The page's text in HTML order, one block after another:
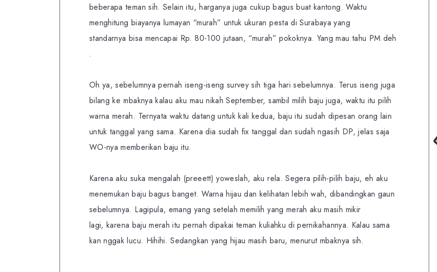
WhatsAppbeberapa teman sih. Selain itu, harganya juga cukup bagus buat kantong. Waktu
menghitung biayanya lumayan “murah” untuk ukuran pesta di Surabaya yang
standarnya bisa mencapai Rp. 80-100 jutaan, “murah” pokoknya. Yang mau tahu PM deh
.
Oh ya, sebelumnya pernah iseng-iseng survey sih tiga hari sebelumnya. Terus iseng juga
bilang ke mbaknya kalau aku mau nikah September, sambil milih baju juga, waktu itu pilih
warna merah. Ternyata waktu datang untuk kali kedua, baju itu sudah dipesan orang lain
untuk tanggal yang sama. Karena dia sudah fix tanggal dan sudah ngasih DP, jelas saja
WO-nya memberikan baju itu.
Karena aku suka mengalah (preeett) yoweslah, aku rela. Segera pilih-pilih baju, eh aku
menemukan baju bagus banget. Warna hijau dan kelihatan lebih wah, dibandingkan gaun
sebelumnya. Lagipula, emang yang setelah memilih yang merah aku masih mikir
lagi, karena baju merah itu pernah dipakai teman kuliahku di pernikahannya. Kalau sama
kan nggak lucu. Hihihi. Sedangkan yang hijau masih baru, menurut mbaknya sih.